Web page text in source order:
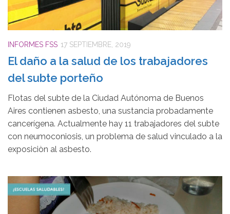
INFORMES FSS 17 SEPTIEMBRE, 2019
El daño a la salud de los trabajadores
del subte porteño
Flotas del subte de la Ciudad Autónoma de Buenos
Aires contienen asbesto, una sustancia probadamente
cancerígena. Actualmente hay 11 trabajadores del subte
con neumoconiosis, un problema de salud vinculado a la
exposiciòn al asbesto.